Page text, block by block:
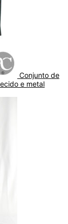
Conjunto de
e metal